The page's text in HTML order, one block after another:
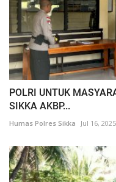
POLRI UNTUK
SIKKA AKBP...
Humas Polres Sikka Jul 16, 2025